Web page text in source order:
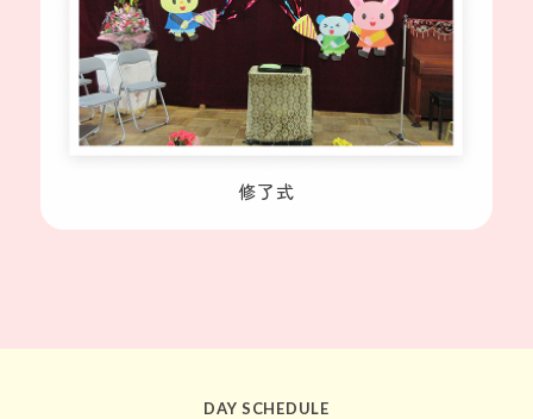
修了式
DAY SCHEDULE